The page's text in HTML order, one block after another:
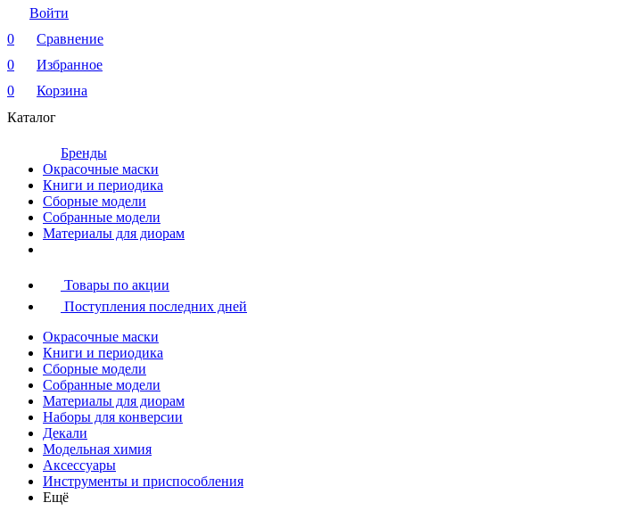
Войти
0
Сравнение
0
Избранное
0
Корзина
Каталог
Бренды
Окрасочные маски
Книги и периодика
Сборные модели
Собранные модели
Материалы для диорам
Товары по акции
Поступления последних дней
Окрасочные маски
Книги и периодика
Сборные модели
Собранные модели
Материалы для диорам
Наборы для конверсии
Декали
Модельная химия
Аксессуары
Инструменты и приспособления
Ещё